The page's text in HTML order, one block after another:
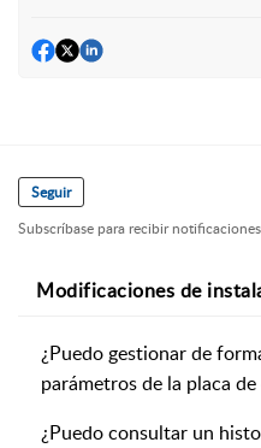
Seguir
Subscríbase para recibir
Modificaciones de
¿Puedo gestionar de
parámetros de la placa de
¿Puedo consultar un